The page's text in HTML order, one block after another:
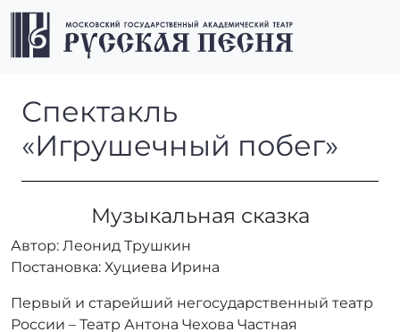
Перейти к содержимому
Перейти к футеру
Спектакль «Игрушечный
Спектакль
«Игрушечный побег»
Музыкальная сказка
Автор: Леонид Трушкин
Постановка: Хуциева Ирина
Первый и старейший негосударственный театр
России – Театр Антона Чехова Частная